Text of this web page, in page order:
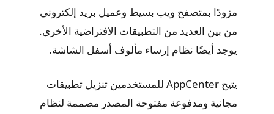
مزودًا بمتصفح ويب بسيط وعميل بريد إلكتروني
من بين العديد من التطبيقات الافتراضية الأخرى.
يوجد أيضًا نظام إرساء مألوف أسفل الشاشة.
يتيح AppCenter للمستخدمين تنزيل تطبيقات
مجانية ومدفوعة مفتوحة المصدر مصممة لنظام